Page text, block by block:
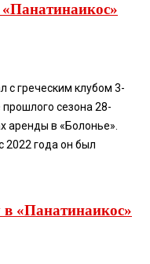
с греческим клубом 3-
сезона 28-
аренды в «Болонье».
2022 года он был
в «Панатинаикос»